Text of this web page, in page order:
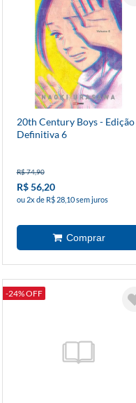
20th Century Boys - Edição
Definitiva 6
R$ 74,90
R$ 56,20
ou 2x de R$ 28,10 sem juros
-24% OFF